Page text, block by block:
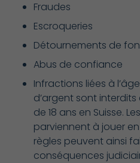
Fraudes
Escroqueries
Détournements de
Abus de confiance
Infractions liées à
d’argent sont
de 18 ans en Suisse.
parviennent à jouer
règles peuvent ainsi
conséquences